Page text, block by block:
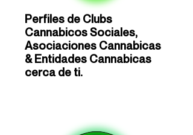
Perfiles de Clubs
Cannabicos Sociales,
Asociaciones Cannabicas
& Entidades Cannabicas
cerca de ti.